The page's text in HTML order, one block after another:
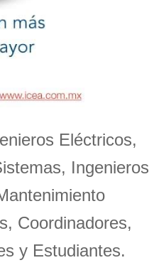
Eléctricos,
Ingenieros
Coordinadores,
y Estudiantes.